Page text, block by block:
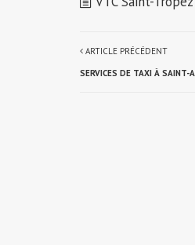
ARTICLE PRÉCÉDENT
SERVICES DE TAXI À SAINT-